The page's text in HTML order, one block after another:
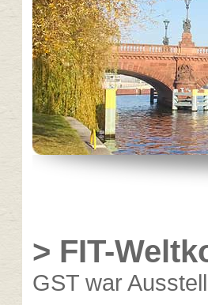
> FIT-
GST war